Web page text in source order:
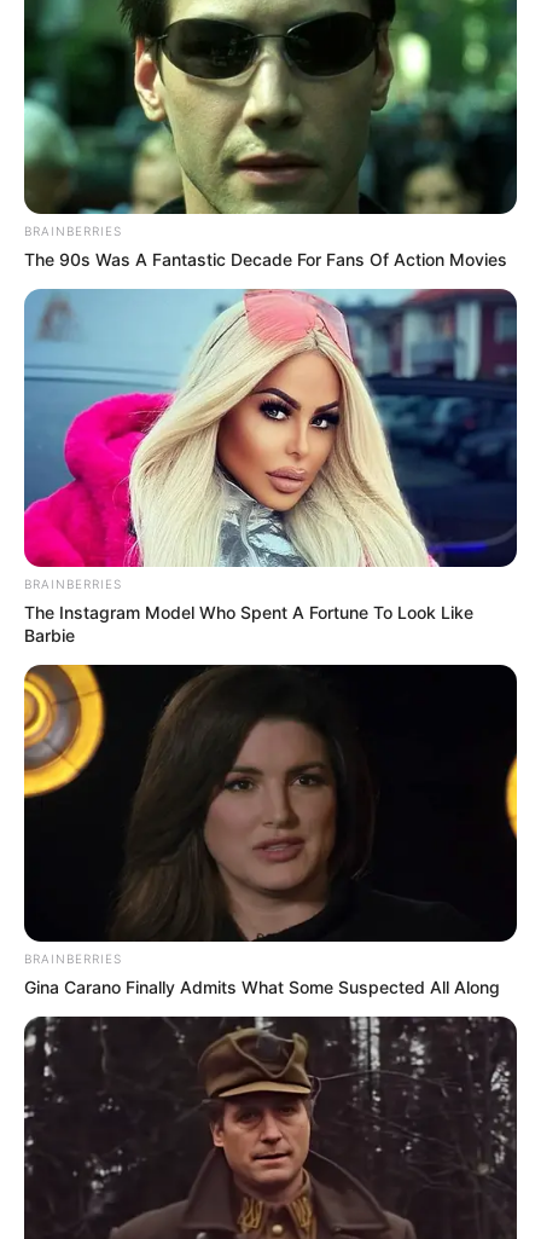
— Nem tudok így tovább élni
– Szergej szavai úgy hangzottak, mint a
mennydörgés a csendes égből.
Nastja mozdulatlanul állt a mosatlan tányérral a
kezében, nem tudta elhinni a fülének.
Tíz év házasság omlott össze, mint egy kártyavár,
egyetlen rövid mondat miatt.
– Hogy érted, hogy nem tudsz? – hangja remegett,
bár minden erejével próbált nyugodtnak tűnni. A
víz tovább folyt a csapból, furcsa háttérzajt keltve
a kibontakozó dráma számára.
Szergej a konyha ajtajában állt, kerülve a lány
tekintetét. Ujjai idegesen babrálta karórájának
szíját – Nastya ajándéka a legutóbbi
– Találtam egy másik nőt. Olga a neve. Ő… ő jobban
megért engem.
Nastya érezte, ahogy a talaj kicsúszik a lába alól. A
feje zúgni kezdett, és egy áruló gombóc szorult a
torkára.
– Jobban megért? És mi lesz a tíz év közös élettel?
BRAINBERRIES
The 90s Was A Fantastic Decade For Fans Of Action Movies
BRAINBERRIES
The Instagram Model Who Spent A Fortune To Look Like
Barbie
BRAINBERRIES
Gina Carano Finally Admits What Some Suspected All Along